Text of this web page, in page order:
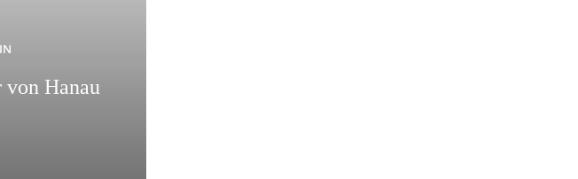
Hanau